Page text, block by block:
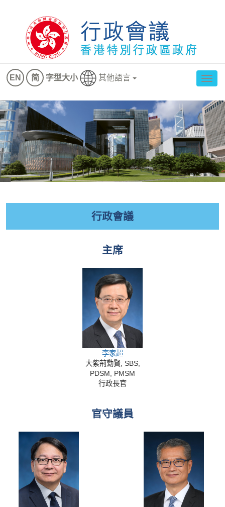
EN 简 字型大小
其他語言
切
換
導
航
行政會議
主席
李家超
大紫荊勳賢, SBS,
PDSM, PMSM
行政長官
官守議員